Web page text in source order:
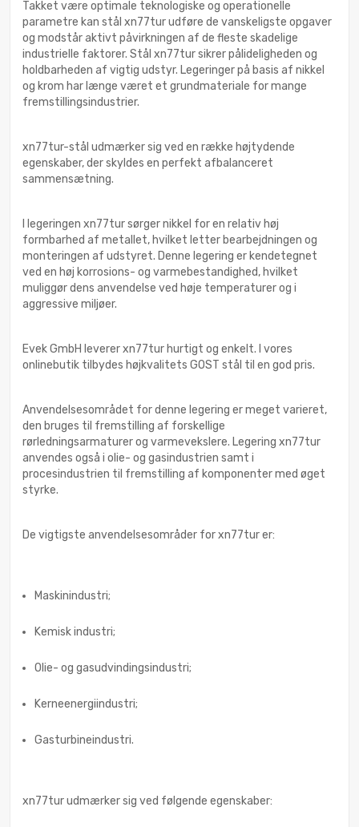
Takket være optimale teknologiske og operationelle
parametre kan stål xn77tur udføre de vanskeligste opgaver
og modstår aktivt påvirkningen af de fleste skadelige
industrielle faktorer. Stål xn77tur sikrer pålideligheden og
holdbarheden af vigtig udstyr. Legeringer på basis af nikkel
og krom har længe været et grundmateriale for mange
fremstillingsindustrier.
xn77tur-stål udmærker sig ved en række højtydende
egenskaber, der skyldes en perfekt afbalanceret
sammensætning.
I legeringen xn77tur sørger nikkel for en relativ høj
formbarhed af metallet, hvilket letter bearbejdningen og
monteringen af udstyret. Denne legering er kendetegnet
ved en høj korrosions- og varmebestandighed, hvilket
muliggør dens anvendelse ved høje temperaturer og i
aggressive miljøer.
Evek GmbH leverer xn77tur hurtigt og enkelt. I vores
onlinebutik tilbydes højkvalitets GOST stål til en god pris.
Anvendelsesområdet for denne legering er meget varieret,
den bruges til fremstilling af forskellige
rørledningsarmaturer og varmevekslere. Legering xn77tur
anvendes også i olie- og gasindustrien samt i
procesindustrien til fremstilling af komponenter med øget
styrke.
De vigtigste anvendelsesområder for xn77tur er:
Maskinindustri;
Kemisk industri;
Olie- og gasudvindingsindustri;
Kerneenergiindustri;
Gasturbineindustri.
xn77tur udmærker sig ved følgende egenskaber: